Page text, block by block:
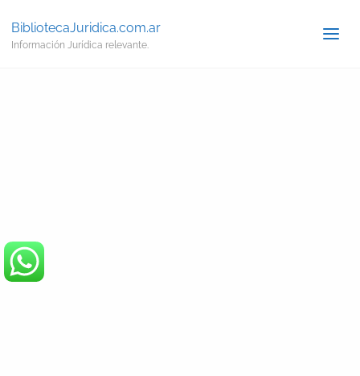
BibliotecaJuridica.com.ar
Información Jurídica relevante.